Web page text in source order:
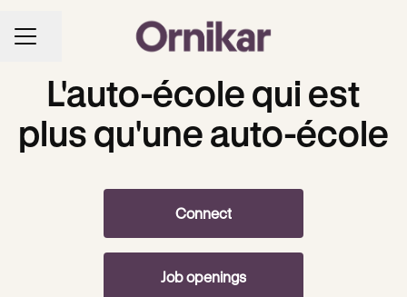
CAREER MENU
Share page
L'auto-école qui est
plus qu'une auto-école
Connect
Job openings